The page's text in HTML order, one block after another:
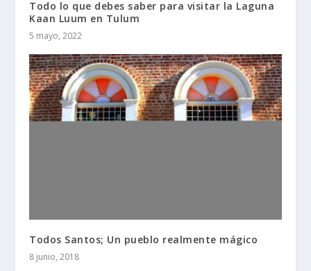
Todo lo que debes saber para visitar la Laguna
Kaan Luum en Tulum
5 mayo, 2022
Todos Santos; Un pueblo realmente mágico
8 junio, 2018